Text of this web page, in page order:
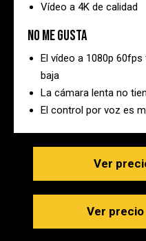
Vídeo a 4K de calidad
No me gusta
El vídeo a 1080p
baja
La cámara lenta no
El control por voz es
Ver
Ver